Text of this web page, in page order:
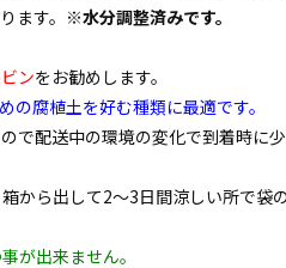
ます。 ※水分調整済みです。
ンをお勧めします。
腐植土を好む種類に最適です。
で配送中の環境の変化で到着時に
から出して2～3日間涼しい所で袋
が出来ません。